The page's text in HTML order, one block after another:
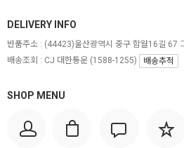
SHOP MENU
DELIVERY INFO
반품주소 : (44423)울산광역시 중구 함월16길 67
배송조회 : CJ 대한통운 (1588-1255)
배송추적